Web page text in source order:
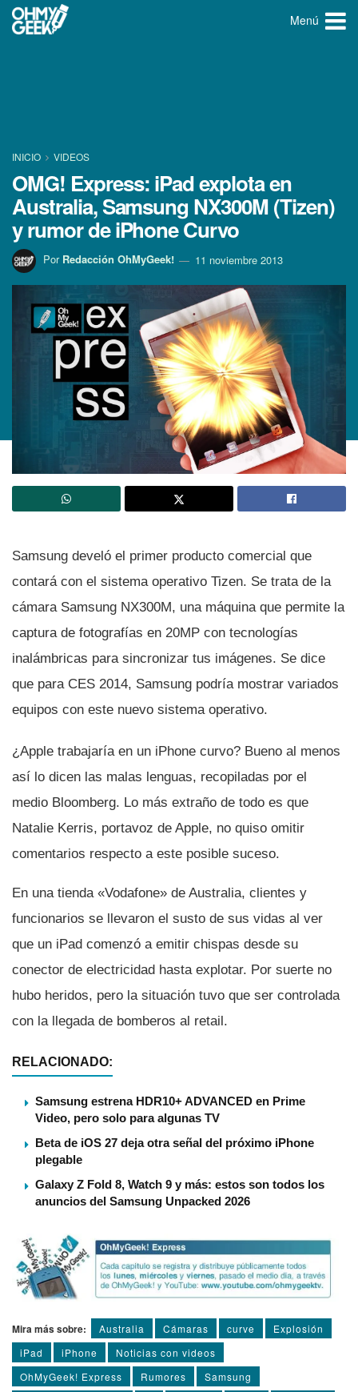
Menú
INICIO VIDEOS
OMG! Express: iPad explota en
Australia, Samsung NX300M (Tizen)
y rumor de iPhone Curvo
Por Redacción OhMyGeek! 11 noviembre 2013
Samsung develó el primer producto comercial que
contará con el sistema operativo Tizen. Se trata de la
cámara Samsung NX300M, una máquina que permite la
captura de fotografí­as en 20MP con tecnologí­as
inalámbricas para sincronizar tus imágenes. Se dice
que para CES 2014, Samsung podrí­a mostrar variados
equipos con este nuevo sistema operativo.
¿Apple trabajarí­a en un iPhone curvo? Bueno al menos
así­ lo dicen las malas lenguas, recopiladas por el
medio Bloomberg. Lo más extraño de todo es que
Natalie Kerris, portavoz de Apple, no quiso omitir
comentarios respecto a este posible suceso.
En una tienda «Vodafone» de Australia, clientes y
funcionarios se llevaron el susto de sus vidas al ver
que un iPad comenzó a emitir chispas desde su
conector de electricidad hasta explotar. Por suerte no
hubo heridos, pero la situación tuvo que ser controlada
con la llegada de bomberos al retail.
RELACIONADO:
Samsung estrena HDR10+ ADVANCED en Prime
Video, pero solo para algunas TV
Beta de iOS 27 deja otra señal del próximo iPhone
plegable
Galaxy Z Fold 8, Watch 9 y más: estos son todos los
anuncios del Samsung Unpacked 2026
Mira más sobre: Australia Cámaras curve
Explosión
iPad
iPhone
Noticias con videos
OhMyGeek! Express
Rumores
Samsung